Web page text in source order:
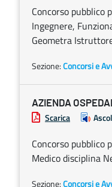
Concorso pubblico
Ingegnere,
Geometra
Sezione:Concorsi e
AZIENDA
Scarica
Concorso pubblico
Medico disciplina
Sezione:Concorsi e